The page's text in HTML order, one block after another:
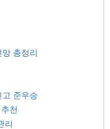
총정리
준우승
천
리